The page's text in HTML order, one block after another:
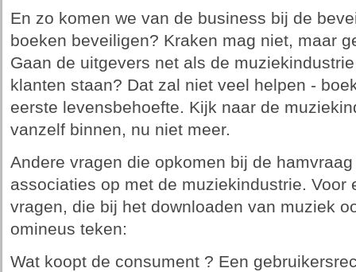
En zo komen we van de business bij de
boeken beveiligen? Kraken mag niet, maar
Gaan de uitgevers net als de
klanten staan? Dat zal niet veel helpen -
eerste levensbehoefte. Kijk naar de
vanzelf binnen, nu niet meer.
Andere vragen die opkomen bij de
associaties op met de muziekindustrie. Voor
vragen, die bij het downloaden van muziek
omineus teken:
Wat koopt de consument ? Een